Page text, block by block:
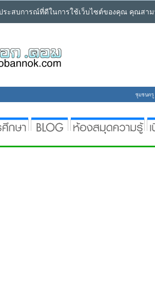
ะสบการณ์ที่ดีในการใช้เว็บไซต์ของคุณ คุณสาม
ชุมชนครู